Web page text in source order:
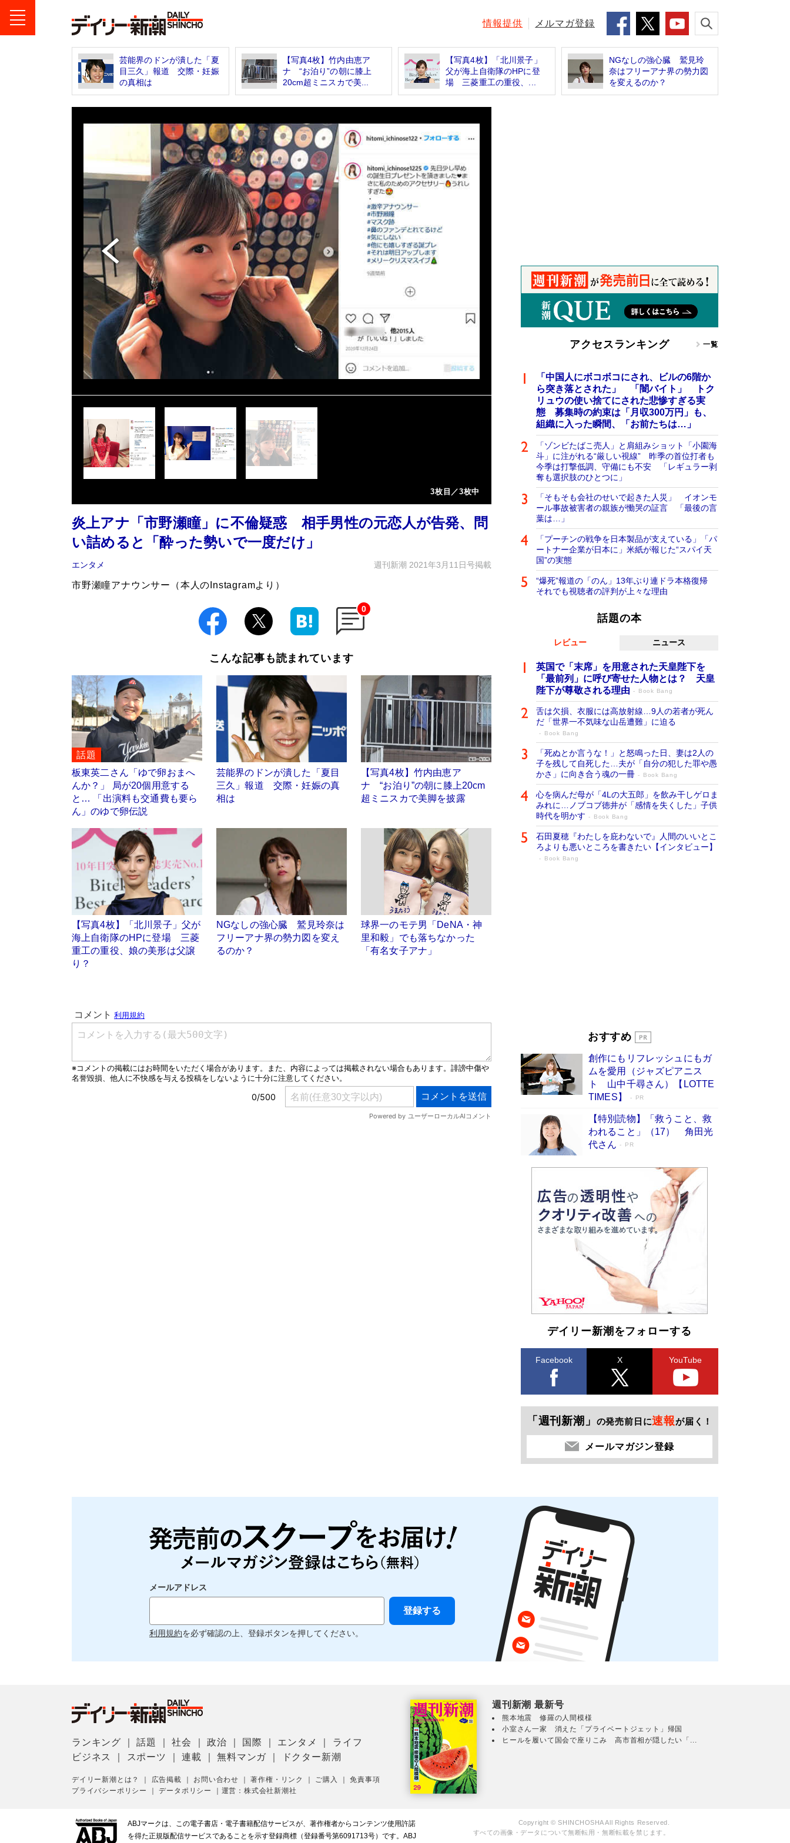
情報提供 メルマガ登録
芸能界のドンが潰した「夏
目三久」報道 交際・妊娠
の真相は
【写真4枚】竹内由恵ア
ナ “お泊り”の朝に膝上
20cm超ミニスカで美...
【写真4枚】「北川景子」
父が海上自衛隊のHPに登
場 三菱重工の重役、...
NGなしの強心臓 鷲見玲
奈はフリーアナ界の勢力図
を変えるのか？
3枚目／3枚中
炎上アナ「市野瀬瞳」に不倫疑惑 相手男性の元恋人が告発、問
い詰めると「酔った勢いで一度だけ」
エンタメ 週刊新潮 2021年3月11日号掲載
市野瀬瞳アナウンサー（本人のInstagramより）
0
こんな記事も読まれています
話題
板東英二さん「ゆで卵おまへ
んか？」 局が20個用意する
と… 「出演料も交通費も要ら
ん」のゆで卵伝説
芸能界のドンが潰した「夏目
三久」報道 交際・妊娠の真
相は
【写真4枚】竹内由恵ア
ナ “お泊り”の朝に膝上20cm
超ミニスカで美脚を披露
【写真4枚】「北川景子」父が
海上自衛隊のHPに登場 三菱
重工の重役、娘の美形は父譲
り？
NGなしの強心臓 鷲見玲奈は
フリーアナ界の勢力図を変え
るのか？
球界一のモテ男「DeNA・神
里和毅」でも落ちなかった
「有名女子アナ」
アクセスランキング 一覧
「中国人にボコボコにされ、ビルの6階か
ら突き落とされた」 「闇バイト」 トク
リュウの使い捨てにされた悲惨すぎる実
態 募集時の約束は「月収300万円」も、
組織に入った瞬間、「お前たちは…」
「ゾンビたばこ売人」と肩組みショット「小園海
斗」に注がれる“厳しい視線” 昨季の首位打者も
今季は打撃低調、守備にも不安 「レギュラー剥
奪も選択肢のひとつに」
「そもそも会社のせいで起きた人災」 イオンモ
ール事故被害者の親族が慟哭の証言 「最後の言
葉は…」
「プーチンの戦争を日本製品が支えている」「パ
ートナー企業が日本に」米紙が報じた“スパイ天
国”の実態
“爆死”報道の「のん」13年ぶり連ドラ本格復帰
それでも視聴者の評判が上々な理由
話題の本
レビュー ニュース
英国で「末席」を用意された天皇陛下を
「最前列」に呼び寄せた人物とは？ 天皇
陛下が尊敬される理由
Book Bang
舌は欠損、衣服には高放射線…9人の若者が死ん
だ「世界一不気味な山岳遭難」に迫る
Book Bang
「死ぬとか言うな！」と怒鳴った日、妻は2人の
子を残して自死した…夫が「自分の犯した罪や愚
かさ」に向き合う魂の一冊
Book Bang
心を病んだ母が「4Lの大五郎」を飲み干しゲロま
みれに…ノブコブ徳井が「感情を失くした」子供
時代を明かす
Book Bang
石田夏穂『わたしを庇わないで』人間のいいとこ
ろよりも悪いところを書きたい【インタビュー】
Book Bang
開発への関心を押し上げた18年の物語に幕 特装
Book Bang
「不意に涙が出そうに…」高嶋政伸が明かし
た“13歳の娘を暴行する役”への葛藤 インティマ
シーコーディネーターに支えられたNHK『大奥』
おすすめ
創作にもリフレッシュにもガ
ムを愛用（ジャズピアニス
ト 山中千尋さん）【LOTTE
TIMES】
PR
【特別読物】「救うこと、救
われること」（17） 角田光
代さん
PR
デイリー新潮をフォローする
Facebook X YouTube
「週刊新潮」 の発売前日に速報が届く！
メールマガジン登録
メールアドレス
利用規約を必ず確認の上、登録ボタンを押してください。
ランキング ｜話題 ｜社会 ｜政治 国際 エンタメ
ライフ
ビジネス
スポーツ ｜連載 ｜無料マンガ ドクター新潮
デイリー新潮とは？ 広告掲載 お問い合わせ ｜著作権・リンク ご購入 ｜免責事項
プライバシーポリシー
｜データポリシー 運営：株式会社新潮社
週刊新潮 最新号
熊本地震 修羅の人間模様
小室さん一家 消えた「プライベートジェット」帰国
ヒールを履いて国会で座りこみ 高市首相が隠したい「...
ABJマークは、この電子書店・電子書籍配信サービスが、著作権者からコンテンツ使用許諾
を得た正規版配信サービスであることを示す登録商標（登録番号第6091713号）です。ABJ
Copyright © SHINCHOSHA All Rights Reserved.
すべての画像・データについて無断転用・無断転載を禁じます。